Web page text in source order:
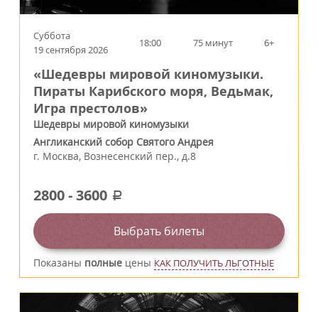
Суббота
19 сентября 2026
18:00 75 минут 6+
«Шедевры мировой киномузыки.
Пираты Карибского моря, Ведьмак,
Игра престолов»
Шедевры мировой киномузыки
Англиканский собор Святого Андрея
г. Москва, Вознесенский пер., д.8
2800-3600 a
Выбрать билеты
Показаны полные цены КАК ПОЛУЧИТЬ ЛЬГОТНЫЕ